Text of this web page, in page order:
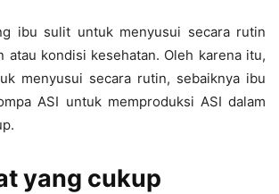
ibu sulit untuk menyusui secara rutin
atau kondisi kesehatan. Oleh karena itu,
menyusui secara rutin, sebaiknya ibu
ASI untuk memproduksi ASI dalam
yang cukup